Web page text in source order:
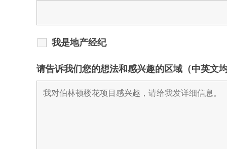
我是地产经纪
请告诉我们您的想法和感兴趣的区域（中英文